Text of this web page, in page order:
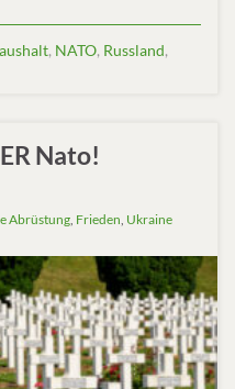
, NATO, Russland,
Nato!
Abrüstung Frieden Ukraine